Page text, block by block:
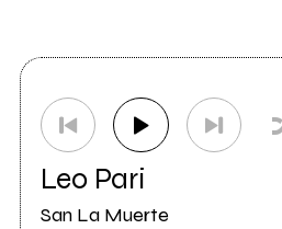
Leo Pari
San La Muerte